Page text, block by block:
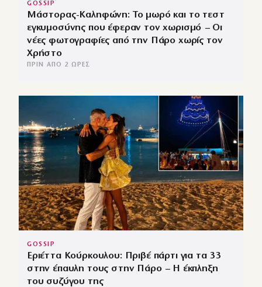
GOSSIP
Μάστορας-Καληφώνη: Το μωρό και το τεστ
εγκυμοσύνης που έφεραν τον χωρισμό – Οι
νέες φωτογραφίες από την Πάρο χωρίς τον
Χρήστο
ΠΡΙΝ ΑΠΌ 2 ΏΡΕΣ
GOSSIP
Εριέττα Κούρκουλου: Πριβέ πάρτι για τα 33
στην έπαυλη τους στην Πάρο – Η έκπληξη
του συζύγου της